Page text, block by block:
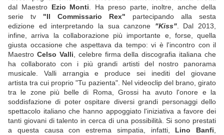
dal Maestro Ezio Monti . Ha preso parte, inoltre, anche della
serie tv "Il Commissario Rex" partecipando alla sesta
edizione ed interpretando la sua canzone "Kiss". Dal 2013,
infine, arriva la collaborazione più importante e, forse, quella
giusta occasione che aspettava da tempo: vi è l'incontro con il
Maestro Celso Valli , celebre firma della discografia italiana che
ha collaborato con i più grandi artisti del nostro panorama
musicale. Valli arrangia e produce sei inediti del giovane
artista tra cui proprio "Tu pazienta". Nel videoclip del brano, girato
tra le zone più belle di Roma, Grossi ha avuto l'onore e la
soddisfazione di poter ospitare diversi grandi personaggi dello
spettacolo italiano che hanno appoggiato l'iniziativa a favore dei
tanti giovani di talento in cerca di una possibilità. Si sono prestati
a questa causa con estrema simpatia, infatti,
Lino Banfi